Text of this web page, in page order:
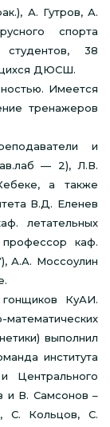
А. Гутров, А.
спорта
студентов, 38
ДЮСШ.
Имеется
тренажеров
и
— 2), Л.В.
а также
В.Д. Еленев
летательных
каф.
А.А. Моссоулин
КуАИ.
выполнил
института
Центрального
и В. Самсонов –
С. Кольцов, С.